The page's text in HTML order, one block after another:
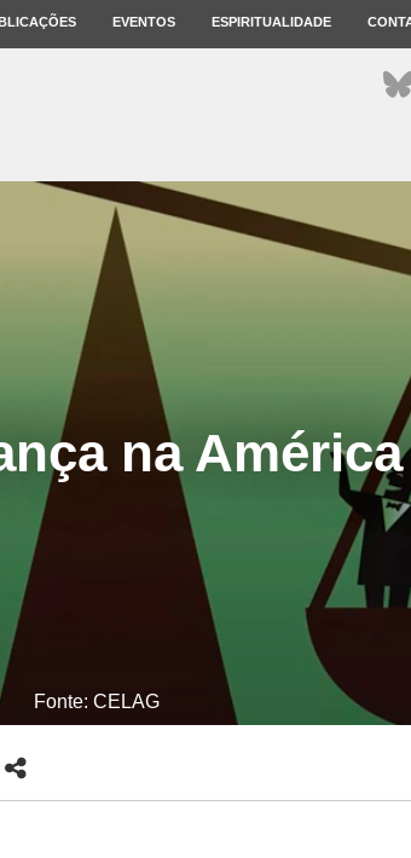
EVENTOS ESPIRITUALIDADE
na
Fonte: CELAG